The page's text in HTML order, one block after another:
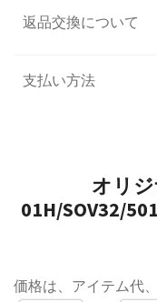
返品交換について
支払い方法
オリジ
01H/SOV32/
価格は、アイテム代